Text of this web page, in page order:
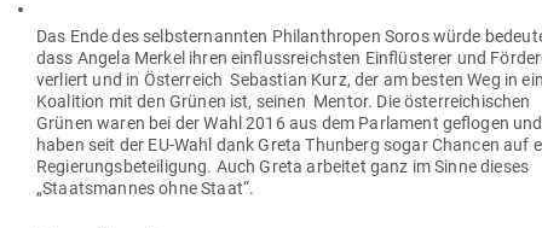
Das Ende des selbst­er­nannten Phil­an­thropen Soros würde
dass Angela Merkel ihren ein­fluss­reichsten Ein­flüs­terer und
ver­liert und in Öster­reich Sebastian Kurz, der am besten Weg in
Koalition mit den Grünen ist, seinen Mentor. Die öster­rei­chi­schen
Grünen waren bei der Wahl 2016 aus dem Par­lament geflogen und
haben seit der EU-Wahl dank Greta Thunberg sogar Chancen auf
Regie­rungs­be­tei­ligung. Auch Greta arbeitet ganz im Sinne dieses
„Staats­mannes ohne Staat“.